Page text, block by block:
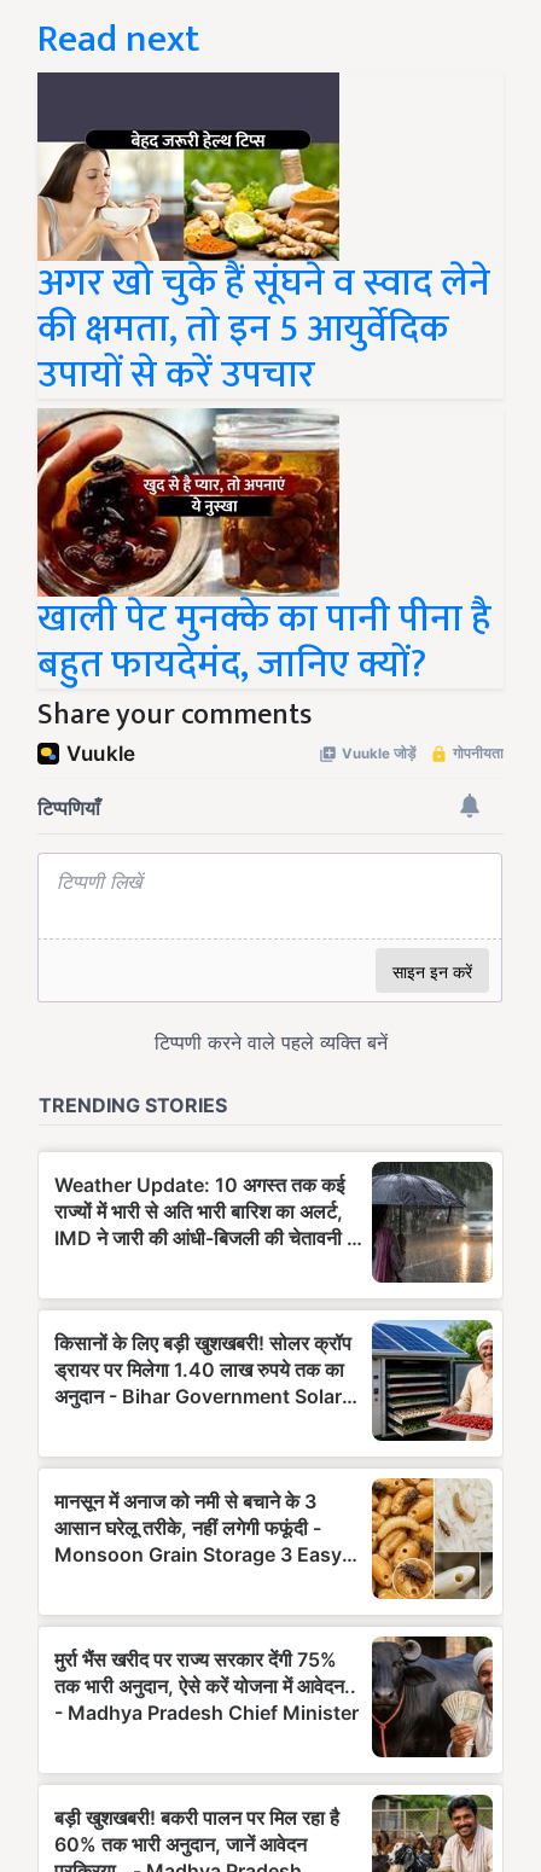
Read next
अगर खो चुके हैं सूंघने व स्वाद लेने
की क्षमता, तो इन 5 आयुर्वेदिक
उपायों से करें उपचार
खाली पेट मुनक्के का पानी पीना है
बहुत फायदेमंद, जानिए क्यों?
Share your comments